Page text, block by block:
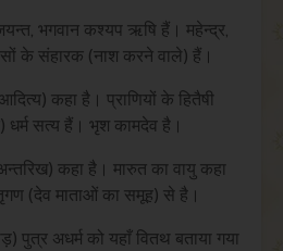
जयन्त, भगवान कश्यप ऋषि हैं। महेन्द्र,
के संहारक (नाश करने वाले) हैं।
कहा है। प्राणियों के हितैषी
धर्म सत्य हैं। भृश कामदेव है।
कहा है। मारुत का वायु कहा
(देव माताओं का समूह) से है।
अधर्म को यहाँ वितथ बताया गया